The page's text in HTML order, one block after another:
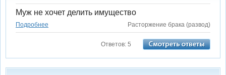
Муж не хочет делить имущество
Подробнее Расторжение брака (развод)
Ответов: 5